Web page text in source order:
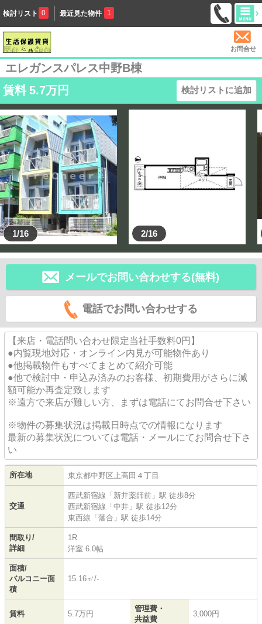
検討リスト 0 最近見た物件 1
お問合せ
エレガンスパレス中野B棟
賃料 5.7万円 検討リストに追加
1/16 2/16
メールでお問い合わせする(無料)
電話でお問い合わせする
【来店・電話問い合わせ限定当社手数料0円】
●内覧現地対応・オンライン内見が可能物件あり
●他掲載物件もすべてまとめて紹介可能
●他で検討中・申込み済みのお客様、初期費用がさらに減
額可能か再査定致します
※遠方で来店が難しい方、まずは電話にてお問合せ下さい
※物件の募集状況は掲載日時点での情報になります
最新の募集状況については電話・メールにてお問合せ下さ
い
所在地 東京都中野区 上高田 ４丁目
交通
西武新宿線 「 新井薬師前 」駅 徒歩8分
西武新宿線 「 中井 」駅 徒歩12分
東西線 「 落合 」駅 徒歩14分
間取り/
詳細
1R
洋室 6.0帖
面積/
バルコニー面
積
15.16㎡/-
賃料 5.7万円
管理費・
共益費
3,000円